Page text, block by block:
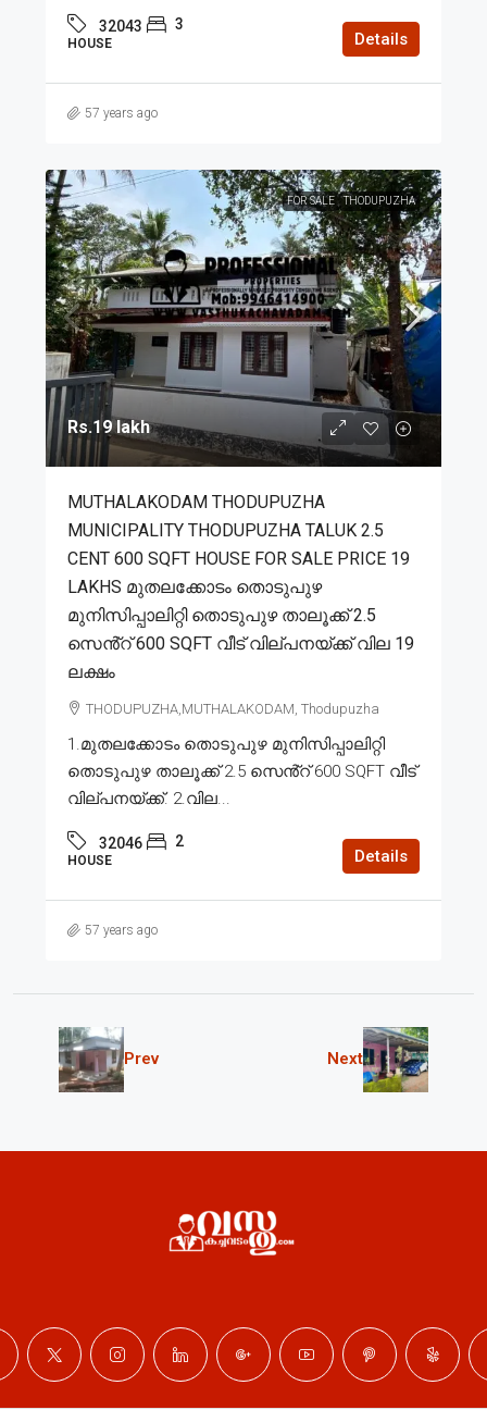
32043 3
HOUSE Details
57 years ago
FOR SALE THODUPUZHA
Rs.19 lakh
MUTHALAKODAM THODUPUZHA
MUNICIPALITY THODUPUZHA TALUK 2.5
CENT 600 SQFT HOUSE FOR SALE PRICE 19
LAKHS മുതലക്കോടം തൊടുപുഴ
മുനിസിപ്പാലിറ്റി തൊടുപുഴ താലൂക്ക് 2.5
സെൻ്റ് 600 SQFT വീട് വില്പനയ്ക്ക് വില 19
ലക്ഷം
THODUPUZHA,MUTHALAKODAM, Thodupuzha
1.മുതലക്കോടം തൊടുപുഴ മുനിസിപ്പാലിറ്റി
തൊടുപുഴ താലൂക്ക് 2.5 സെൻ്റ് 600 SQFT വീട്
വില്പനയ്ക്ക്. 2.വില...
32046 2
HOUSE Details
57 years ago
Prev Next